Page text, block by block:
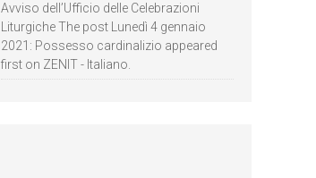
Avviso dell’Ufficio delle Celebrazioni
Liturgiche The post Lunedì 4 gennaio
2021: Possesso cardinalizio appeared
first on ZENIT - Italiano.